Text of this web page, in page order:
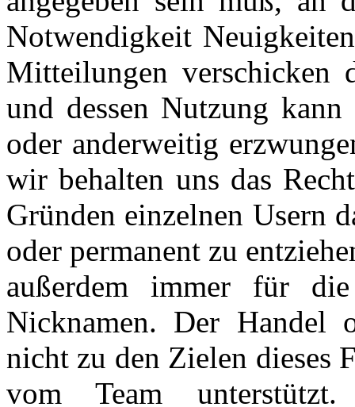
Notwendigkeit
Mitteilungen verschicken
und dessen Nutzung
oder anderweitig
wir behalten uns das
Gründen einzelnen Usern
oder permanent zu
außerdem immer für
Nicknamen. Der Handel
nicht zu den Zielen dieses
vom Team